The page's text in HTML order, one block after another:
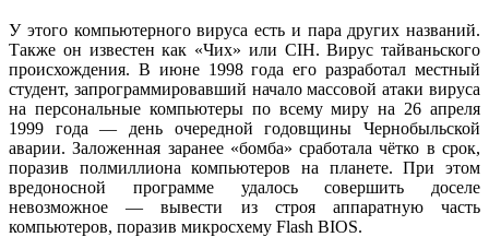
У этого компьютерного вируса есть и пара других названий.
Также он известен как «Чих» или CIH. Вирус тайваньского
происхождения. В июне 1998 года его разработал местный
студент, запрограммировавший начало массовой атаки вируса
на персональные компьютеры по всему миру на 26 апреля
1999 года — день очередной годовщины Чернобыльской
аварии. Заложенная заранее «бомба» сработала чётко в срок,
поразив полмиллиона компьютеров на планете. При этом
вредоносной программе удалось совершить доселе
невозможное — вывести из строя аппаратную часть
компьютеров, поразив микросхему Flash BIOS.